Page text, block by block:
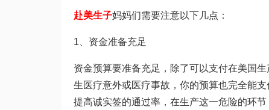
赴美生子妈妈们需要注意以下几点：
1、资金准备充足
资金预算要准备充足，除了可以支付在美国
生医疗意外或医疗事故，你的预算也完全能
提高诚实签的通过率，在生产这一危险的环节